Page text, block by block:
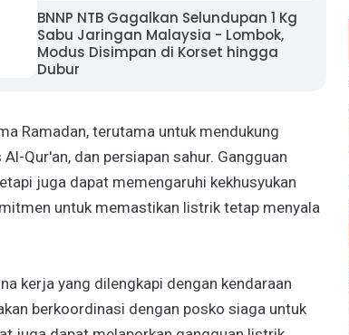
BNNP NTB Gagalkan Selundupan 1 Kg
Sabu Jaringan Malaysia - Lombok,
Modus Disimpan di Korset hingga
Dubur
Ramadan, terutama untuk mendukung
Qur'an, dan persiapan sahur. Gangguan
juga dapat memengaruhi kekhusyukan
untuk memastikan listrik tetap menyala
kerja yang dilengkapi dengan kendaraan
berkoordinasi dengan posko siaga untuk